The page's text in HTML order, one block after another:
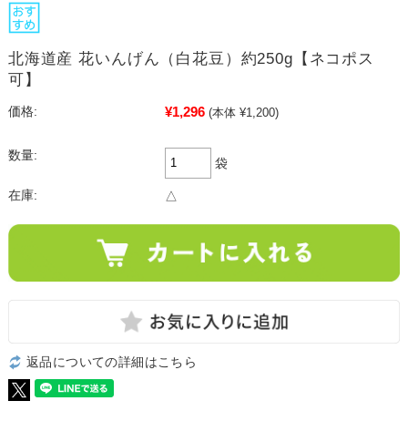
北海道産 花いんげん（白花豆）約250g【ネコポス
可】
価格: ¥1,296 (本体 ¥1,200)
数量:
袋
在庫: △
返品についての詳細はこちら